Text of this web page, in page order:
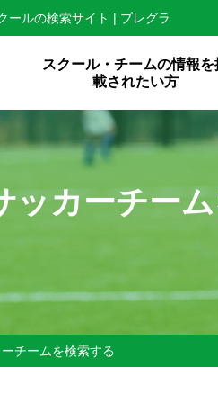
ールの検索サイト | プレグラ
スクール・チームの情報を
載されたい方
ッカーチー
チームを検索する